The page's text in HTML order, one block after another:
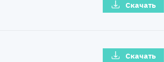
Скачать
Скачать